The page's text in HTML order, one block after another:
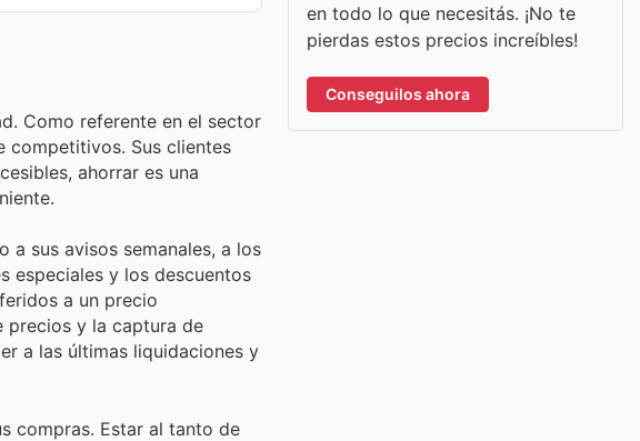
Como referente en el sector
competitivos. Sus clientes
ahorrar es una
a sus avisos semanales, a los
especiales y los descuentos
a un precio
precios y la captura de
a las últimas liquidaciones y
compras. Estar al tanto de
en todo lo que necesitás. ¡No te
pierdas estos precios increíbles!
Conseguilos ahora